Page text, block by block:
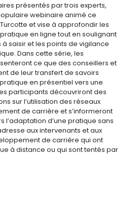
présentés par trois experts,
webinaire animé ce
et vise à approfondir les
en ligne tout en soulignant
saisir et les points de vigilance
Dans cette série, les
ce que des conseillers et
de leur transfert de savoirs
en présentiel vers une
participants découvriront des
sur l’utilisation des réseaux
de carrière et s’informeront
l’adaptation d’une pratique sans
aux intervenants et aux
de carrière qui ont
à distance ou qui sont tentés par